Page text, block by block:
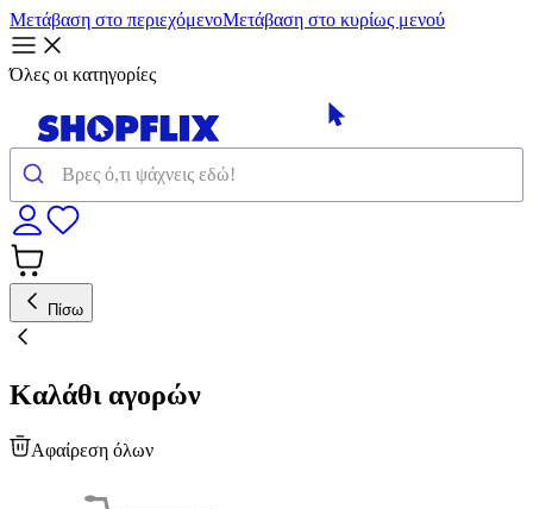
Μετάβαση στο περιεχόμενοΜετάβαση στο κυρίως μενού
Όλες οι κατηγορίες
Πίσω
Καλάθι αγορών
Αφαίρεση όλων